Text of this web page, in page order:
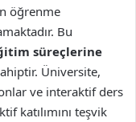
öğrenme
Bu
süreçlerine
Üniversite,
ve interaktif ders
katılımını teşvik